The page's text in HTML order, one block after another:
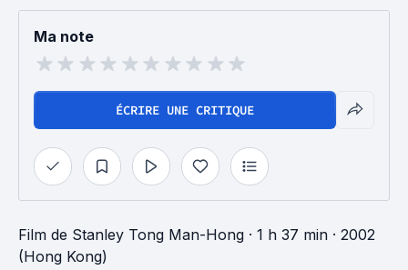
Ma note
ÉCRIRE UNE CRITIQUE
Film de Stanley Tong Man-Hong · 1 h 37 min · 2002
(Hong Kong)